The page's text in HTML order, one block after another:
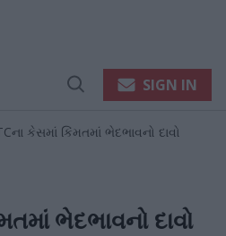
Open
SIGN IN
કેસમાં કિંમતમાં ભેદભાવનો દાવો
ભેદભાવનો દાવો